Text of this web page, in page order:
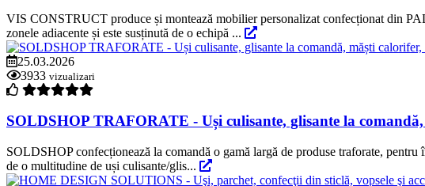
VIS CONSTRUCT produce și montează mobilier personalizat confecționat din
zonele adiacente și este susținută de o echipă ...
25.03.2026
3933 vizualizari
SOLDSHOP TRAFORATE - Uși culisante, glisante la
SOLDSHOP confecționează la comandă o gamă largă de produse traforate,
de o multitudine de uși culisante/glis...